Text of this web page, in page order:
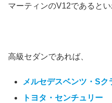
マーティンのV12であるとい
高級セダンであれば、
メルセデスベンツ・Sク
トヨタ・センチュリー